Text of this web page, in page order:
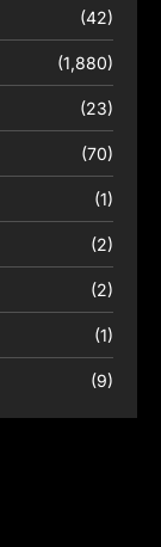
(42)
(1,880)
(23)
(70)
(1)
(2)
(2)
(1)
(9)